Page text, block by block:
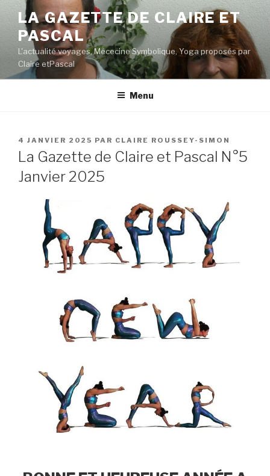
Aller
contenu
principal
LA GAZETTE DE CLAIRE ET
PASCAL
L'actualité voyages, Mécecine Symbolique, Yoga proposés par
Claire etPascal
Menu
PUBLIÉ
LE
4 JANVIER 2025 PAR CLAIRE ROUSSEY-SIMON
La Gazette de Claire et Pascal N°5
Janvier 2025